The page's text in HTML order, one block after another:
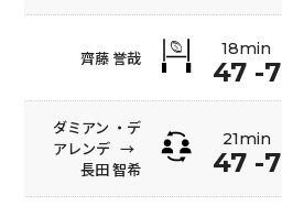
齊藤 誉哉 18min
47 -7
ダミアン ・デ
アレンデ →
長田 智希
21min
47 -7